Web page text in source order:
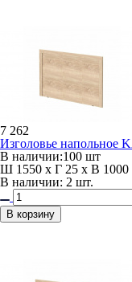
7 262
Изголовье напольное
В наличии:100 шт
Ш 1550 x Г 25 x В
В наличии: 2 шт.
В корзину